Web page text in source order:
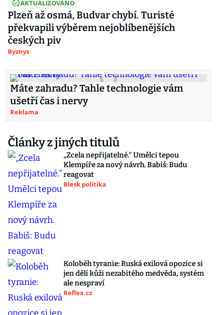
AKTUALIZOVÁNO
Plzeň až osmá, Budvar chybí. Turisté
překvapili výběrem nejoblíbenějších
českých piv
Byznys
Máte zahradu? Tahle technologie vám
ušetří čas i nervy
Reklama
Články z jiných titulů
„Zcela nepřijatelné.“ Umělci tepou
Klempíře za nový návrh. Babiš: Budu
reagovat
Blesk politika
Koloběh tyranie: Ruská exilová opozice si
jen dělí kůži nezabitého medvěda, systém
ale nespraví
Reflex.cz